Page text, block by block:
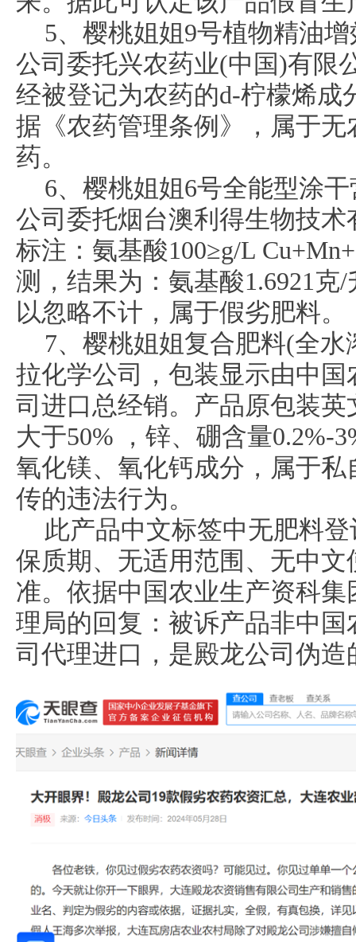
5、樱桃姐姐9号植物精油
公司委托兴农药业(中国)有限
经被登记为农药的d-柠檬烯成
据《农药管理条例》，属于
药。
6、樱桃姐姐6号全能型涂
公司委托烟台澳利得生物技
标注：氨基酸100≥g/L
测，结果为：氨基酸1.6921克
以忽略不计，属于假劣肥料。
7、樱桃姐姐复合肥料(全
拉化学公司，包装显示由中
司进口总经销。产品原包装
大于50% ，锌、硼含量0.2%-
氧化镁、氧化钙成分，属于
传的违法行为。
此产品中文标签中无肥料
保质期、无适用范围、无中
准。依据中国农业生产资科
理局的回复：被诉产品非中
司代理进口，是殿龙公司伪